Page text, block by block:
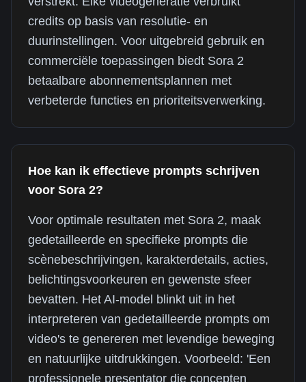
credits op basis van resolutie- en
duurinstellingen. Voor uitgebreid gebruik en
commerciële toepassingen biedt Sora 2
betaalbare abonnementsplannen met
verbeterde functies en prioriteitsverwerking.
Hoe kan ik effectieve prompts schrijven
voor Sora 2?
Voor optimale resultaten met Sora 2, maak
gedetailleerde en specifieke prompts die
scènebeschrijvingen, karakterdetails, acties,
belichtingsvoorkeuren en gewenste sfeer
bevatten. Het AI-model blinkt uit in het
interpreteren van gedetailleerde prompts om
video's te genereren met levendige beweging
en natuurlijke uitdrukkingen. Voorbeeld: 'Een
professionele presentator die concepten